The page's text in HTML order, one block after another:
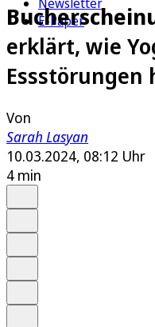
E-Paper
erklärt, wie
Essstörungen
Von
Sarah Lasyan
10.03.2024, 08:12 Uhr
4 min